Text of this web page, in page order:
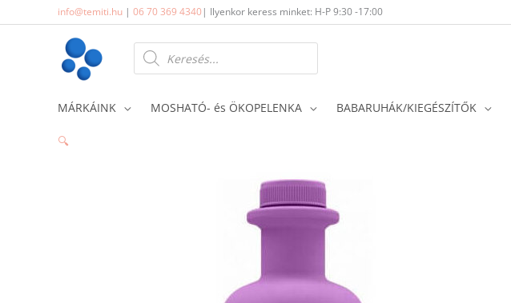
to
info@temiti.hu | 06 70 369 4340| Ilyenkor keress minket: H-P 9:30 -17:00
Products
search
MÁRKÁINK MOSHATÓ- és ÖKOPELENKA BABARUHÁK/KIEGÉSZÍTŐK
🔍